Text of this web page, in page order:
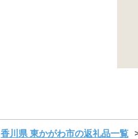
香川県 東かがわ市の返礼品一覧